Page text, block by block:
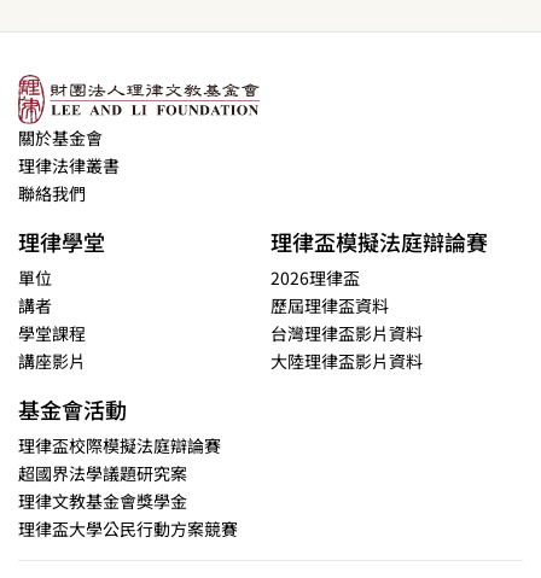
關於基金會
理律法律叢書
聯絡我們
理律學堂
單位
講者
學堂課程
講座影片
理律盃模擬法庭辯論賽
2026理律盃
歷屆理律盃資料
台灣理律盃影片資料
大陸理律盃影片資料
基金會活動
理律盃校際模擬法庭辯論賽
超國界法學議題研究案
理律文教基金會獎學金
理律盃大學公民行動方案競賽